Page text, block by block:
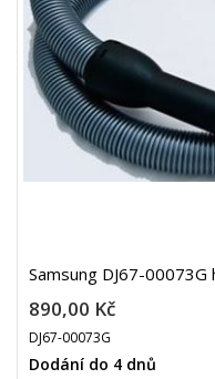
Samsung DJ67-
890,00 Kč
DJ67-00073G
Dodání do 4 dnů